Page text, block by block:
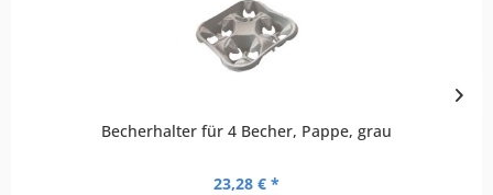
Becherhalter für 4 Becher, Pappe, grau
23,28 € *